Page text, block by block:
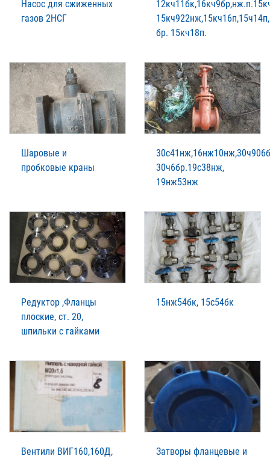
Насос для сжиженных
газов 2НСГ
15кч922нж,15кч16п,15ч14п,
бр. 15кч18п.
Шаровые и
пробковые краны
30ч6бр.19с38нж,
19нж53нж
Редуктор ,Фланцы
плоские, ст. 20,
шпильки с гайками
15нж54бк, 15с54бк
Вентили ВИГ160,160Д,
Затворы фланцевые и